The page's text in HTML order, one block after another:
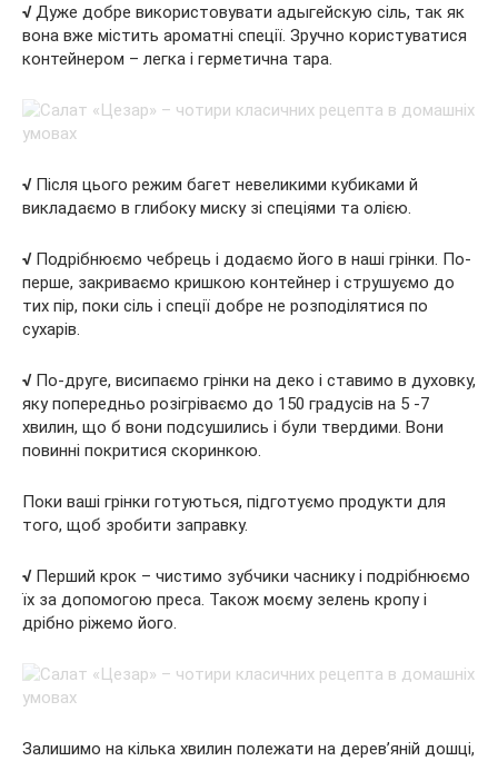
√Дуже добре використовувати адыгейскую сіль, так як
вона вже містить ароматні спеції. Зручно користуватися
контейнером – легка і герметична тара.
√Після цього режим багет невеликими кубиками й
викладаємо в глибоку миску зі спеціями та олією.
√Подрібнюємо чебрець і додаємо його в наші грінки. По-
перше, закриваємо кришкою контейнер і струшуємо до
тих пір, поки сіль і спеції добре не розподілятися по
сухарів.
√По-друге, висипаємо грінки на деко і ставимо в духовку,
яку попередньо розігріваємо до 150 градусів на 5 -7
хвилин, що б вони подсушились і були твердими. Вони
повинні покритися скоринкою.
Поки ваші грінки готуються, підготуємо продукти для
того, щоб зробити заправку.
√ Перший крок – чистимо зубчики часнику і подрібнюємо
їх за допомогою преса. Також моєму зелень кропу і
дрібно ріжемо його.
Залишимо на кілька хвилин полежати на дерев’яній дошці,